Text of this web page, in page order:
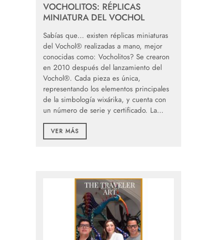
VOCHOLITOS: RÉPLICAS
MINIATURA DEL VOCHOL
Sabías que… existen réplicas miniaturas
del Vochol® realizadas a mano, mejor
conocidas como: Vocholitos? Se crearon
en 2010 después del lanzamiento del
Vochol®. Cada pieza es única,
representando los elementos principales
de la simbología wixárika, y cuenta con
un número de serie y certificado. La…
VER MÁS